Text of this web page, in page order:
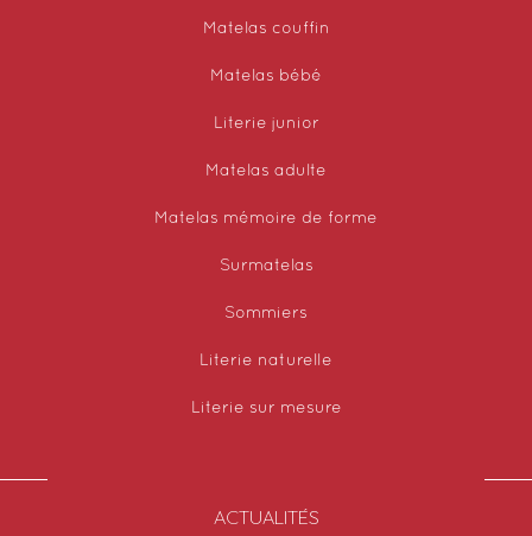
Matelas couffin
Matelas bébé
Literie junior
Matelas adulte
Matelas mémoire de forme
Surmatelas
Sommiers
Literie naturelle
Literie sur mesure
ACTUALITÉS